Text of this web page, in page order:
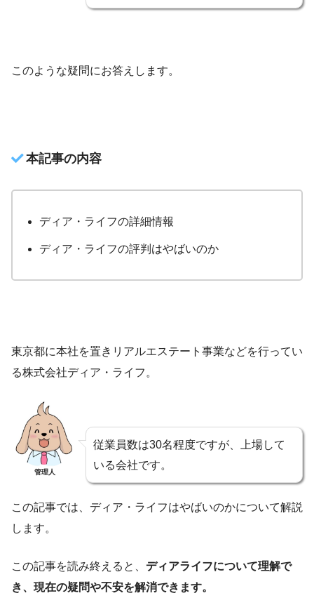
このような疑問にお答えします。
本記事の内容
ディア・ライフの詳細情報
ディア・ライフの評判はやばいのか
東京都に本社を置きリアルエステート事業などを行ってい
る株式会社ディア・ライフ。
管理人
従業員数は30名程度ですが、上場して
いる会社です。
この記事では、ディア・ライフはやばいのかについて解説
します。
この記事を読み終えると、 ディアライフについて理解で
き、現在の疑問や不安を解消できます。